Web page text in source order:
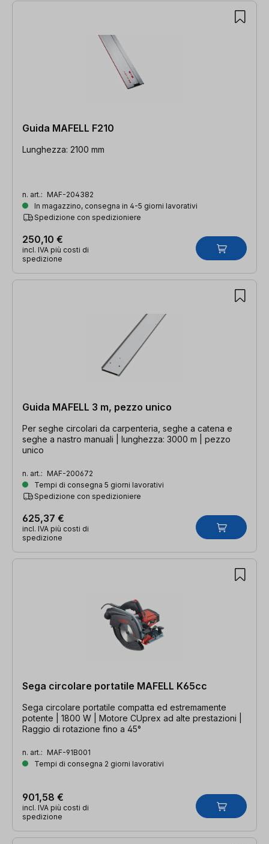
Guida MAFELL F210
Lunghezza: 2100 mm
n. art.: MAF-204382
In magazzino, consegna in 4-5 giorni lavorativi
Spedizione con spedizioniere
250,10 €
incl. IVA più costi di
spedizione
Guida MAFELL 3 m, pezzo unico
Per seghe circolari da carpenteria, seghe a catena e
seghe a nastro manuali | lunghezza: 3000 m | pezzo
unico
n. art.: MAF-200672
Tempi di consegna 5 giorni lavorativi
Spedizione con spedizioniere
625,37 €
incl. IVA più costi di
spedizione
Sega circolare portatile MAFELL K65cc
Sega circolare portatile compatta ed estremamente
potente | 1800 W | Motore CUprex ad alte prestazioni |
Raggio di rotazione fino a 45°
n. art.: MAF-91B001
Tempi di consegna 2 giorni lavorativi
901,58 €
incl. IVA più costi di
spedizione